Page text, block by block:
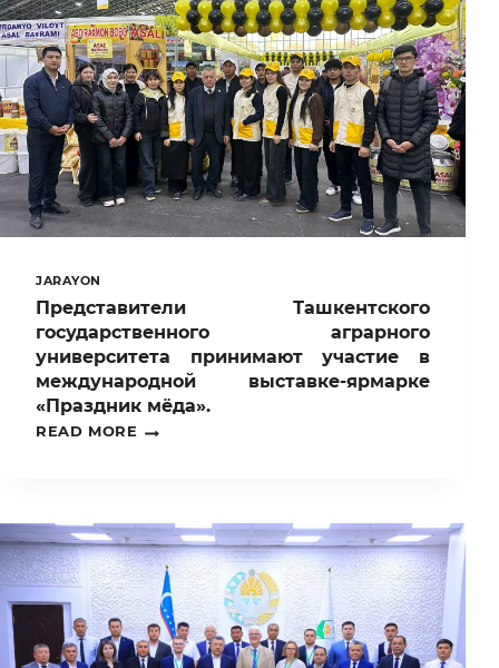
XITOY
TILINI
O’QITISH
XALQARO
AMALIY
MARKAZI
TASHKIL
ETILDI
JARAYON
Представители Ташкентского
государственного аграрного
университета принимают участие в
международной выставке-ярмарке
«Праздник мёда».
READ MORE
ПРЕДСТАВИТЕЛИ
ПРИНИМАЮТ
УЧАСТИЕ
В
МЕЖДУНАРОДНОЙ
ВЫСТАВКЕ-
ЯРМАРКЕ
«ПРАЗДНИК
МЁДА».